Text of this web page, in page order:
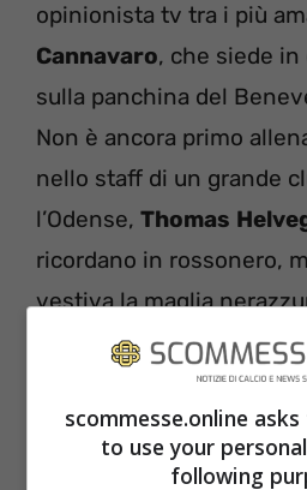
opinionista tv tra i più
Cannavaro, che siede
sulla panchina del
Non è ancora primo
nello staff di un grande
l’Odense, Thomas
ricordano in rossonero,
vestiva la maglia
scommesse.online
to use your
following